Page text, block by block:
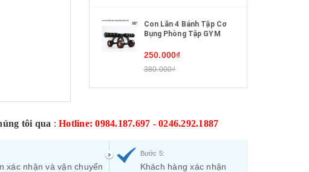
Con Lăn 4 Bánh Tập Cơ
Bụng Phòng Tập GYM
250.000₫
380.000₫
tôi qua : Hotline: 0984.187.697 - 0246.292.1887
xác nhận và vận chuyển
Bước 5:
Khách hàng xác nhận